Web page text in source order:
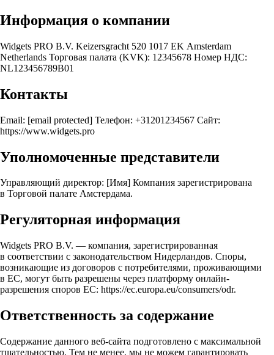
Информация о компании
Widgets PRO B.V. Keizersgracht 520 1017 EK Amsterdam
Netherlands Торговая палата (KVK): 12345678 Номер НДС:
NL123456789B01
Контакты
Email: [email protected] Телефон: +31201234567 Сайт:
https://www.widgets.pro
Уполномоченные представители
Управляющий директор: [Имя] Компания зарегистрирована
в Торговой палате Амстердама.
Регуляторная информация
Widgets PRO B.V. — компания, зарегистрированная
в соответствии с законодательством Нидерландов. Споры,
возникающие из договоров с потребителями, проживающими
в ЕС, могут быть разрешены через платформу онлайн-
разрешения споров ЕС: https://ec.europa.eu/consumers/odr.
Ответственность за содержание
Содержание данного веб-сайта подготовлено с максимальной
тщательностью. Тем не менее, мы не можем гарантировать